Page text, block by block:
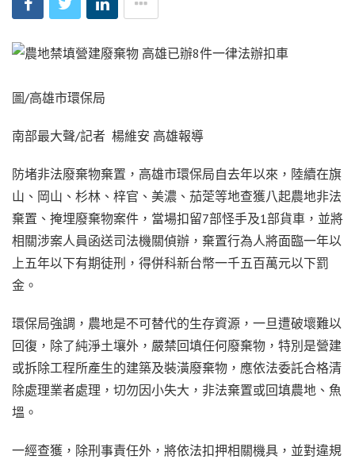
圖/高雄市環保局
南部最大聲/記者 楊維安 高雄報導
防堵非法廢棄物棄置，高雄市環保局自去年以來，陸續在旗
山、岡山、杉林、梓官、美濃、茄萣等地查獲八起農地非法
棄置、掩埋廢棄物案件，當場扣留7部怪手及1部貨車，並將
相關涉案人員函送司法機關偵辦，棄置行為人將面臨一年以
上五年以下有期徒刑，得併科新台幣一千五百萬元以下罰
金。
環保局強調，農地是不可替代的生存資源，一旦遭破壞難以
回復，除了純淨土壤外，嚴禁回填任何廢棄物，特別是營建
或拆除工程所產生的建築及裝潢廢棄物，應依法委託合格清
除處理業者處理，切勿因小失大，非法棄置或回填農地、魚
塭。
一經查獲，除刑事責任外，將依法扣押相關機具，並對違規